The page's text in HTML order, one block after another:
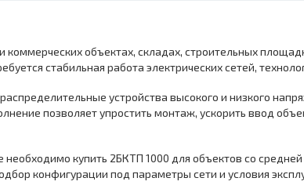
объектах, складах, строительных
стабильная работа электрических сетей,
устройства высокого и низкого
позволяет упростить монтаж, ускорить ввод
необходимо купить 2БКТП 1000 для объектов со
конфигурации под параметры сети и условия